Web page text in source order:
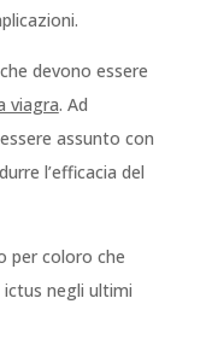
devono essere
viagra. Ad
assunto con
l’efficacia del
per coloro che
negli ultimi